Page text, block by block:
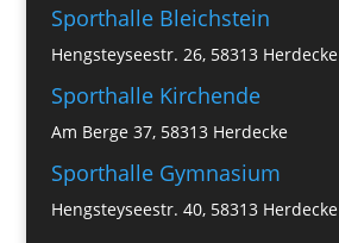
Sporthalle Bleichstein
Hengsteyseestr. 26, 58313 Herdecke
Sporthalle Kirchende
Am Berge 37, 58313 Herdecke
Sporthalle Gymnasium
Hengsteyseestr. 40, 58313 Herdecke